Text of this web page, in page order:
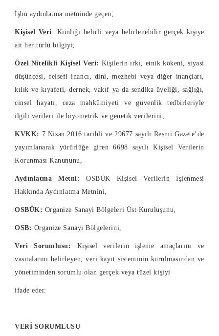
İşbu aydınlatma metninde geçen;
Kişisel Veri: Kimliği belirli veya belirlenebilir gerçek kişiye
ait her türlü bilgiyi,
Özel Nitelikli Kişisel Veri: Kişilerin ırkı, etnik kökeni, siyasi
düşüncesi, felsefi inancı, dini, mezhebi veya diğer inançları,
kılık ve kıyafeti, dernek, vakıf ya da sendika üyeliği, sağlığı,
cinsel hayatı, ceza mahkûmiyeti ve güvenlik tedbirleriyle
ilgili verileri ile biyometrik ve genetik verilerini,
KVKK: 7 Nisan 2016 tarihli ve 29677 sayılı Resmi Gazete’de
yayımlanarak yürürlüğe giren 6698 sayılı Kişisel Verilerin
Korunması Kanununu,
Aydınlatma Metni:OSBÜK Kişisel Verilerin İşlenmesi
Hakkında Aydınlatma Metnini,
OSBÜK: Organize Sanayi Bölgeleri Üst Kuruluşunu,
OSB: Organize Sanayi Bölgelerini,
Veri Sorumlusu:
Kişisel verilerin işleme amaçlarını ve
vasıtalarını belirleyen, veri kayıt sisteminin kurulmasından ve
yönetiminden sorumlu olan gerçek veya tüzel kişiyi
ifade eder.
VERİ SORUMLUSU